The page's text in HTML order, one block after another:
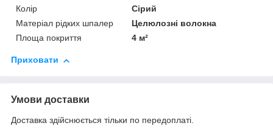
Колір
Сірий
Матеріал рідких шпалер
Целюлозні волокна
Площа покриття
4 м²
Приховати
Умови доставки
Доставка здійснюється тільки по передоплаті.